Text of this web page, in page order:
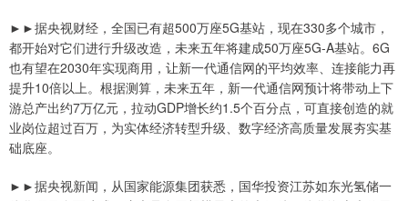
►►据央视财经，全国已有超500万座5G基站，现在330多个城市，
都开始对它们进行升级改造，未来五年将建成50万座5G-A基站。6G
也有望在2030年实现商用，让新一代通信网的平均效率、连接能力再
提升10倍以上。根据测算，未来五年，新一代通信网预计将带动上下
游总产出约7万亿元，拉动GDP增长约1.5个百分点，可直接创造的就
业岗位超过百万，为实体经济转型升级、数字经济高质量发展夯实基
础底座。
►►据央视新闻，从国家能源集团获悉，国华投资江苏如东光氢储一